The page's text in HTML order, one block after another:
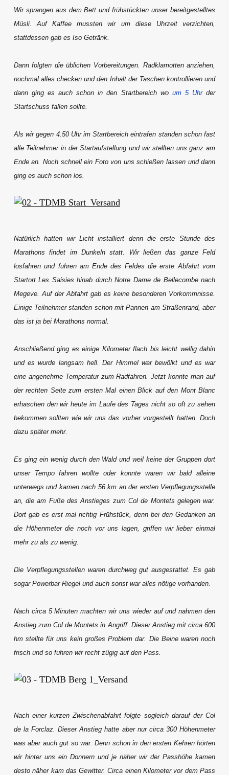
Wir sprangen aus dem Bett und frühstückten unser bereitgestelltes
Müsli. Auf Kaffee mussten wir um diese Uhrzeit verzichten,
stattdessen gab es Iso Getränk.
Dann folgten die üblichen Vorbereitungen. Radklamotten anziehen,
nochmal alles checken und den Inhalt der Taschen kontrollieren und
dann ging es auch schon in den Startbereich wo um 5 Uhrder
Startschuss fallen sollte.
Als wir gegen 4.50 Uhr im Startbereich eintrafen standen schon fast
alle Teilnehmer in der Startaufstellung und wir stellten uns ganz am
Ende an. Noch schnell ein Foto von uns schießen lassen und dann
ging es auch schon los.
Natürlich hatten wir Licht installiert denn die erste Stunde des
Marathons findet im Dunkeln statt. Wir ließen das ganze Feld
losfahren und fuhren am Ende des Feldes die erste Abfahrt vom
Startort Les Saisies hinab durch Notre Dame de Bellecombe nach
Megeve. Auf der Abfahrt gab es keine besonderen Vorkommnisse.
Einige Teilnehmer standen schon mit Pannen am Straßenrand, aber
das ist ja bei Marathons normal.
Anschließend ging es einige Kilometer flach bis leicht wellig dahin
und es wurde langsam hell. Der Himmel war bewölkt und es war
eine angenehme Temperatur zum Radfahren. Jetzt konnte man auf
der rechten Seite zum ersten Mal einen Blick auf den Mont Blanc
erhaschen den wir heute im Laufe des Tages nicht so oft zu sehen
bekommen sollten wie wir uns das vorher vorgestellt hatten. Doch
dazu später mehr.
Es ging ein wenig durch den Wald und weil keine der Gruppen dort
unser Tempo fahren wollte oder konnte waren wir bald alleine
unterwegs und kamen nach 56 km an der ersten Verpflegungsstelle
an, die am Fuße des Anstieges zum Col de Montets gelegen war.
Dort gab es erst mal richtig Frühstück, denn bei den Gedanken an
die Höhenmeter die noch vor uns lagen, griffen wir lieber einmal
mehr zu als zu wenig.
Die Verpflegungsstellen waren durchweg gut ausgestattet. Es gab
sogar Powerbar Riegel und auch sonst war alles nötige vorhanden.
Nach circa 5 Minuten machten wir uns wieder auf und nahmen den
Anstieg zum Col de Montets in Angriff. Dieser Anstieg mit circa 600
hm stellte für uns kein großes Problem dar. Die Beine waren noch
frisch und so fuhren wir recht zügig auf den Pass.
Nach einer kurzen Zwischenabfahrt folgte sogleich darauf der Col
de la Forclaz. Dieser Anstieg hatte aber nur circa 300 Höhenmeter
was aber auch gut so war. Denn schon in den ersten Kehren hörten
wir hinter uns ein Donnern und je näher wir der Passhöhe kamen
desto näher kam das Gewitter. Circa einen Kilometer vor dem Pass